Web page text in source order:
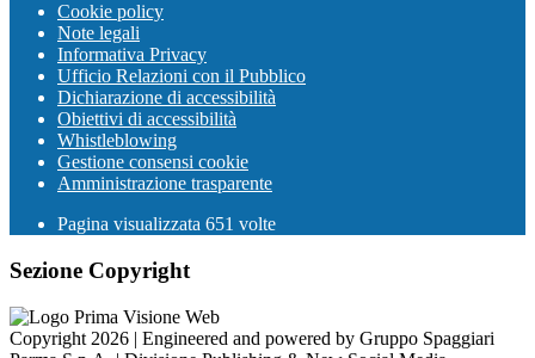
Cookie policy
Note legali
Informativa Privacy
Ufficio Relazioni con il Pubblico
Dichiarazione di accessibilità
Obiettivi di accessibilità
Whistleblowing
Gestione consensi cookie
Amministrazione trasparente
Pagina visualizzata 651 volte
Sezione Copyright
Copyright 2026 | Engineered and powered by Gruppo Spaggiari